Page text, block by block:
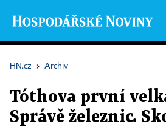
HN.cz › Archiv
Tóthova první
Správě železnic.